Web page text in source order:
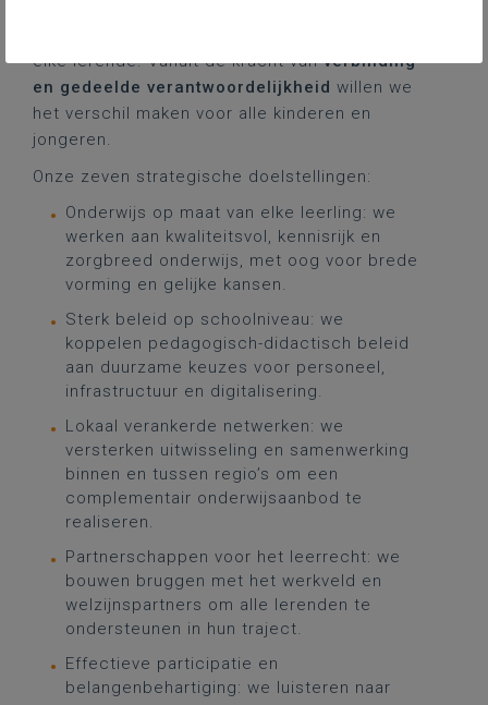
elke lerende. Vanuit de kracht vanverbinding
en gedeelde verantwoordelijkheid willen we
het verschil maken voor alle kinderen en
jongeren.
Onze zeven strategische doelstellingen:
Onderwijs op maat van elke leerling: we
werken aan kwaliteitsvol, kennisrijk en
zorgbreed onderwijs, met oog voor brede
vorming en gelijke kansen.
Sterk beleid op schoolniveau: we
koppelen pedagogisch-didactisch beleid
aan duurzame keuzes voor personeel,
infrastructuur en digitalisering.
Lokaal verankerde netwerken: we
versterken uitwisseling en samenwerking
binnen en tussen regio’s om een
complementair onderwijsaanbod te
realiseren.
Partnerschappen voor het leerrecht: we
bouwen bruggen met het werkveld en
welzijnspartners om alle lerenden te
ondersteunen in hun traject.
Effectieve participatie en
belangenbehartiging: we luisteren naar